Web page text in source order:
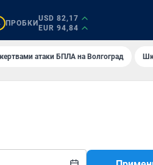
ПРОБКИ
USD 82,17
EUR 94,84
атаки БПЛА на Волгоград